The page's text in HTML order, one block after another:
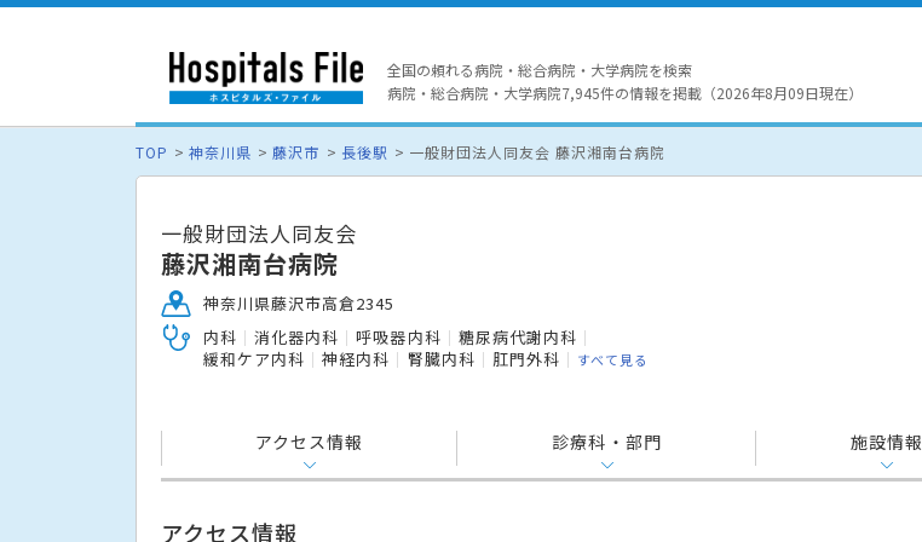
全国の頼れる病院・総合病院・大学病院を検索
病院・総合病院・大学病院7,945件の情報を掲載（2026年8月09日現在）
TOP 神奈川県 藤沢市 長後駅 一般財団法人同友会 藤沢湘南台病院
一般財団法人同友会
藤沢湘南台病院
神奈川県藤沢市高倉2345
内科
消化器内科 呼吸器内科
糖尿病代謝内科
緩和ケア内科
神経内科 腎臓内科 肛門外科 すべて見る
アクセス情報 診療科・部門 施設情報
アクセス情報